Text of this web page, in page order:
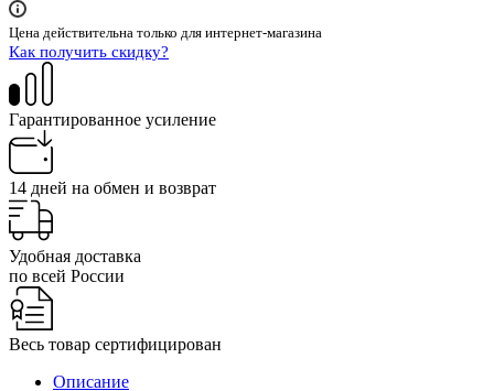
Цена действительна только для интернет-магазина
Как получить скидку?
Гарантированное усиление
14 дней на обмен и возврат
Удобная доставка
по всей России
Весь товар сертифицирован
Описание